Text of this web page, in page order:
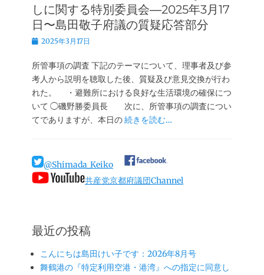
しに関する特別委員会―2025年3月17
日〜島田敬子府議の質疑応答部分
投
日
2025年3月17日
所管事項の調査 下記のテーマについて、理事者及び参
考人から説明を聴取した後、質疑及び意見交換が行わ
れた。 ・避難所における良好な生活環境の確保につ
いて ◯磯野勝委員長 次に、所管事項の調査につい
てでありますが、本日の続きを読む…
@Shimada_Keiko
共産党京都府議団Channel
最近の投稿
こんにちは島田けい子です：2026年8月号
舞鶴港の『特定利用空港・港湾』への指定に同意し